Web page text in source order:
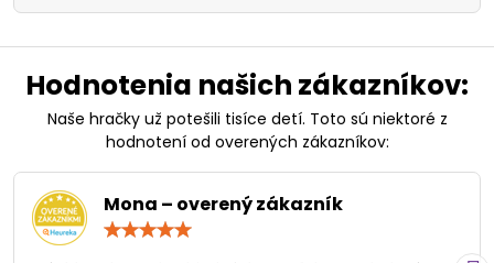
Hodnotenia našich zákazníkov:
Naše hračky už potešili tisíce detí. Toto sú niektoré z
hodnotení od overených zákazníkov:
Mona – overený zákazník